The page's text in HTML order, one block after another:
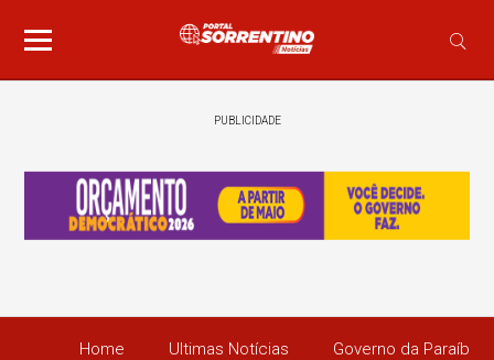
PUBLICIDADE
Home Ultimas Notícias Governo da Paraíba